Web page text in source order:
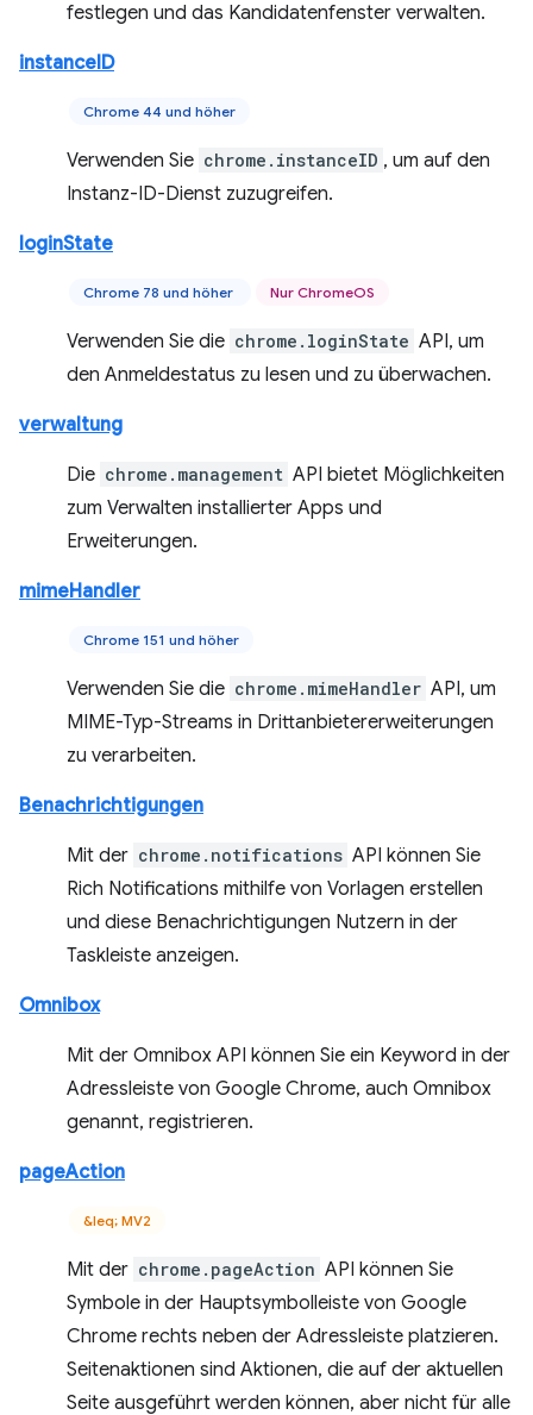
festlegen und das Kandidatenfenster verwalten.
instanceID
Chrome 44 und höher
Verwenden Sie chrome.instanceID , um auf den
Instanz-ID-Dienst zuzugreifen.
loginState
Chrome 78 und höher Nur ChromeOS
Verwenden Sie die chrome.loginState API, um
den Anmeldestatus zu lesen und zu überwachen.
verwaltung
Die chrome.management API bietet Möglichkeiten
zum Verwalten installierter Apps und
Erweiterungen.
mimeHandler
Chrome 151 und höher
Verwenden Sie die chrome.mimeHandler API, um
MIME-Typ-Streams in Drittanbietererweiterungen
zu verarbeiten.
Benachrichtigungen
Mit der chrome.notifications API können Sie
Rich Notifications mithilfe von Vorlagen erstellen
und diese Benachrichtigungen Nutzern in der
Taskleiste anzeigen.
Omnibox
Mit der Omnibox API können Sie ein Keyword in der
Adressleiste von Google Chrome, auch Omnibox
genannt, registrieren.
pageAction
&leq; MV2
Mit der chrome.pageAction API können Sie
Symbole in der Hauptsymbolleiste von Google
Chrome rechts neben der Adressleiste platzieren.
Seitenaktionen sind Aktionen, die auf der aktuellen
Seite ausgeführt werden können, aber nicht für alle